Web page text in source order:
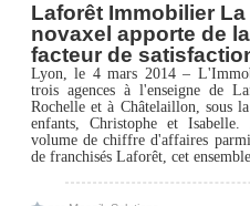
Laforêt Immobilier
novaxel apporte de
facteur de
Lyon, le 4 mars 2014 –
trois agences à l'enseigne de
Rochelle et à Châtelaillon, sous
enfants, Christophe et
volume de chiffre d'affaires
de franchisés Laforêt, cet